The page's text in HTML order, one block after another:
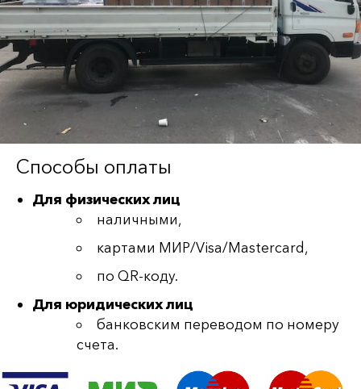
Способы оплаты
Для физических лиц
наличными,
картами МИР/Visa/Mastercard,
по QR-коду.
Для юридических лиц
банковским переводом по номеру
счета.